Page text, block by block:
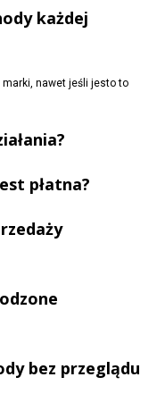
każdej
nawet jeśli jesto to
płatna?
bez przeglądu